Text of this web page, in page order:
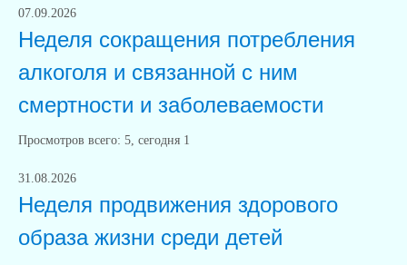
07.09.2026
Неделя сокращения потребления
алкоголя и связанной с ним
смертности и заболеваемости
Просмотров всего: 5, сегодня 1
31.08.2026
Неделя продвижения здорового
образа жизни среди детей